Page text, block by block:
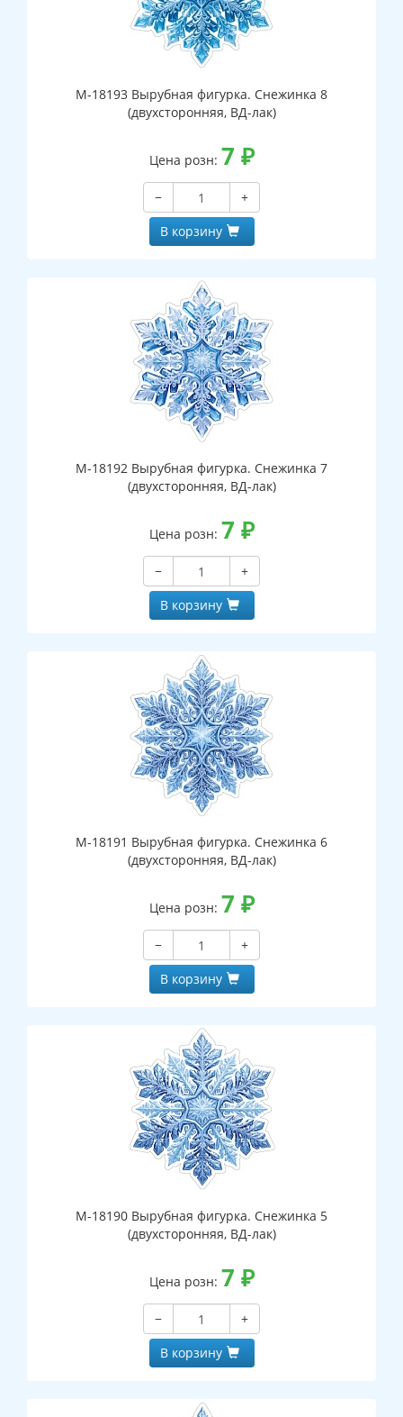
М-18193 Вырубная фигурка. Снежинка 8
(двухсторонняя, ВД-лак)
Цена розн: 7 ₽
−
+
В корзину
М-18192 Вырубная фигурка. Снежинка 7
(двухсторонняя, ВД-лак)
Цена розн: 7 ₽
−
+
В корзину
М-18191 Вырубная фигурка. Снежинка 6
(двухсторонняя, ВД-лак)
Цена розн: 7 ₽
−
+
В корзину
М-18190 Вырубная фигурка. Снежинка 5
(двухсторонняя, ВД-лак)
Цена розн: 7 ₽
−
+
В корзину